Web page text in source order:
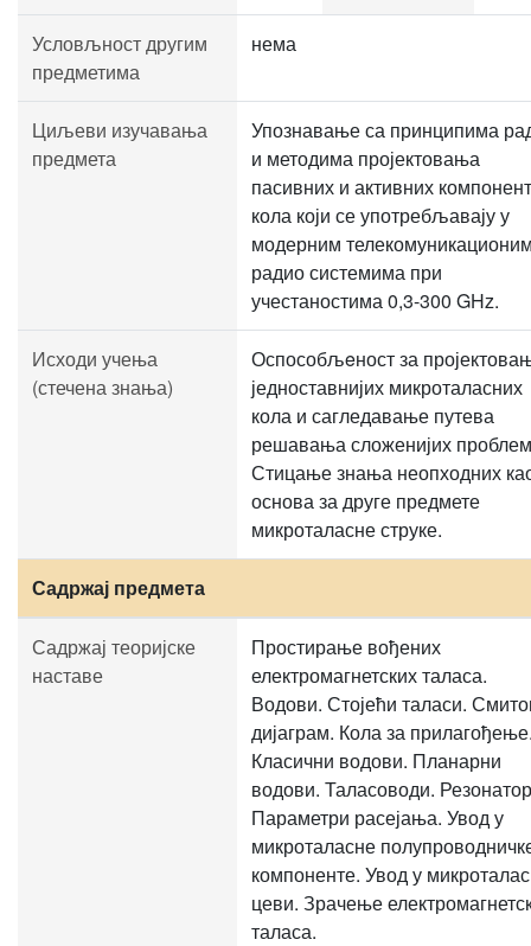
Условљност другим
предметима
нема
Циљеви изучавања
предмета
Упознавање са принципима
и методима пројектовања
пасивних и активних
кола који се употребљавају у
модерним
радио системима при
учестаностима 0,3-300 GHz.
Исходи учења
(стечена знања)
Оспособљeност за
једноставнијих микроталасних
кола и сагледавање путева
решавања сложенијих
Стицање знања неопходних
основа за друге предмете
микроталасне струке.
Садржај предмета
Садржај теоријске
наставе
Простирање вођених
електромагнетских таласа.
Водови. Стојећи таласи.
дијаграм. Кола за
Класични водови. Планарни
водови. Таласоводи.
Параметри расејања. Увод у
микроталасне
компоненте. Увод у
цеви. Зрачење
таласа.